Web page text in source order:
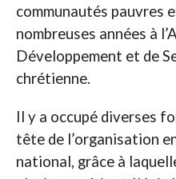
communautés pauvres
nombreuses années à
Développement et de
chrétienne.
Il y a occupé diverses
tête de l’organisation
national, grâce à